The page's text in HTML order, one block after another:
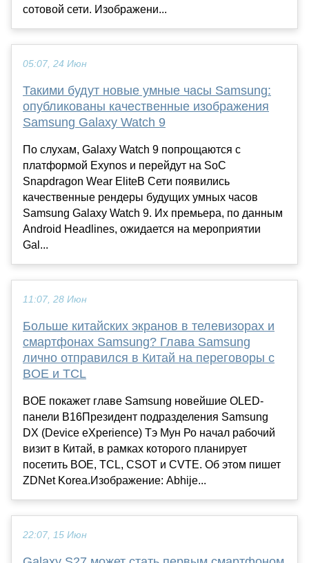
сотовой сети. Изображени...
05:07, 24 Июн
Такими будут новые умные часы Samsung:
опубликованы качественные изображения
Samsung Galaxy Watch 9
По слухам, Galaxy Watch 9 попрощаются с
платформой Exynos и перейдут на SoC
Snapdragon Wear EliteВ Cети появились
качественные рендеры будущих умных часов
Samsung Galaxy Watch 9. Их премьера, по данным
Android Headlines, ожидается на мероприятии
Gal...
11:07, 28 Июн
Больше китайских экранов в телевизорах и
смартфонах Samsung? Глава Samsung
лично отправился в Китай на переговоры с
BOE и TCL
BOE покажет главе Samsung новейшие OLED-
панели B16Президент подразделения Samsung
DX (Device eXperience) Тэ Мун Ро начал рабочий
визит в Китай, в рамках которого планирует
посетить BOE, TCL, CSOT и CVTE. Об этом пишет
ZDNet Korea.Изображение: Abhije...
22:07, 15 Июн